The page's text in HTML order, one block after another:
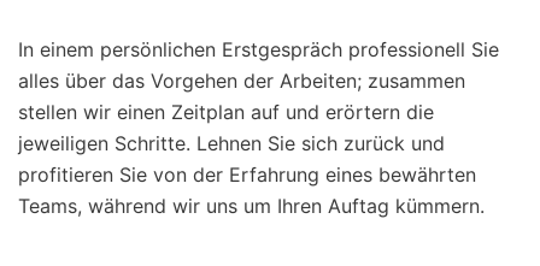
In einem persönlichen Erstgespräch professionell Sie
alles über das Vorgehen der Arbeiten; zusammen
stellen wir einen Zeitplan auf und erörtern die
jeweiligen Schritte. Lehnen Sie sich zurück und
profitieren Sie von der Erfahrung eines bewährten
Teams, während wir uns um Ihren Auftag kümmern.